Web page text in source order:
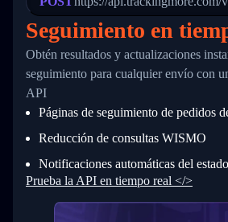
26
27
28
29
32
34
          {
"Date":
"Details":
          }
        ]
    ]
}
Seguimiento en
Obtén resultados y actualizaciones
seguimiento para cualquier envío con
API
Páginas de seguimiento de pedidos
Reducción de consultas WISMO
Notificaciones automáticas del
Prueba la API en tiempo real </>